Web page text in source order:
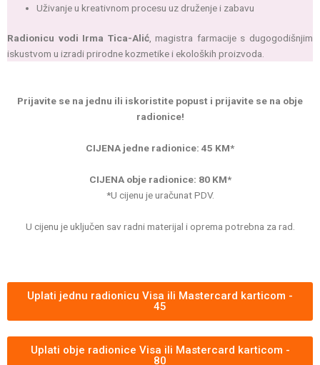
Uživanje u kreativnom procesu uz druženje i zabavu
Radionicu vodi Irma Tica-Alić, magistra farmacije s dugogodišnjim
iskustvom u izradi prirodne kozmetike i ekoloških proizvoda.
Prijavite se na jednu ili iskoristite popust i prijavite se na obje
radionice!
CIJENA jedne radionice: 45 KM*
CIJENA obje radionice: 80 KM*
*U cijenu je uračunat PDV.
U cijenu je uključen sav radni materijal i oprema potrebna za rad.
Uplati jednu radionicu Visa ili Mastercard karticom -
45
Uplati obje radionice Visa ili Mastercard karticom -
80